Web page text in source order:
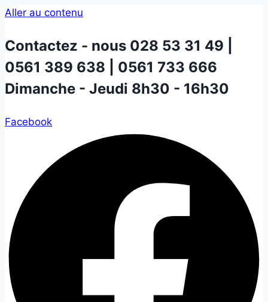
Aller au contenu
Contactez - nous 028 53 31 49 |
0561 389 638 | 0561 733 666
Dimanche - Jeudi 8h30 - 16h30
Facebook